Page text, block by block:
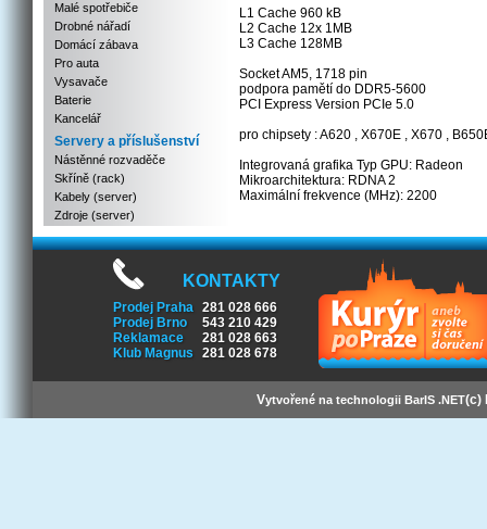
Malé spotřebiče
Drobné nářadí
Domácí zábava
Pro auta
Vysavače
Baterie
Kancelář
Servery a příslušenství
Nástěnné rozvaděče
Skříně (rack)
Kabely (server)
Zdroje (server)
L1 Cache 960 kB
L2 Cache 12x 1MB
L3 Cache 128MB
Socket AM5, 1718 pin
podpora pamětí do DDR5-5600
PCI Express Version PCIe 5.0
pro chipsety : A620 , X670E , X670 ,
Integrovaná grafika Typ GPU: Radeon
Mikroarchitektura: RDNA 2
Maximální frekvence (MHz): 2200
KONTAKTY
Prodej Praha 281 028 666
Prodej Brno
543 210 429
Reklamace
281 028 663
Klub Magnus
281 028 678
Vytvořené na technologii BarIS .NET(c)